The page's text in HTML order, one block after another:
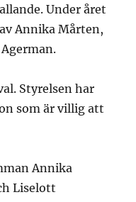
Under året
Annika Mårten,
Styrelsen har
som är villig att
Annika
Liselott